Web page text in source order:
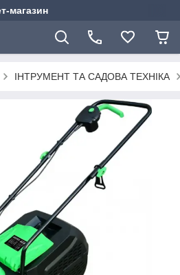
магазин
ІНТРУМЕНТ ТА САДОВА ТЕХНІКА